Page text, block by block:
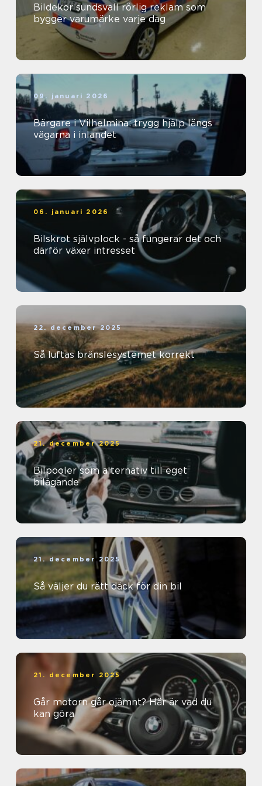
Bildekor sundsvall rörlig reklam som
bygger varumärke varje dag
09. januari 2026
Bärgare i Vilhelmina: trygg hjälp längs
vägarna i inlandet
06. januari 2026
Bilskrot självplock - så fungerar det och
därför växer intresset
22. december 2025
Så luftas bränslesystemet korrekt
21. december 2025
Bilpooler som alternativ till eget
bilägande
21. december 2025
Så väljer du rätt däck för din bil
21. december 2025
Går motorn går ojämnt? Här är vad du
kan göra